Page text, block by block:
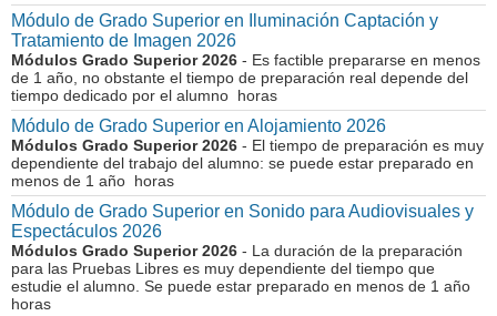
Módulo de Grado Superior en Iluminación Captación y
Tratamiento de Imagen 2026
Módulos Grado Superior 2026 - Es factible prepararse en menos
de 1 año, no obstante el tiempo de preparación real depende del
tiempo dedicado por el alumno horas
Módulo de Grado Superior en Alojamiento 2026
Módulos Grado Superior 2026 - El tiempo de preparación es muy
dependiente del trabajo del alumno: se puede estar preparado en
menos de 1 año horas
Módulo de Grado Superior en Sonido para Audiovisuales y
Espectáculos 2026
Módulos Grado Superior 2026 - La duración de la preparación
para las Pruebas Libres es muy dependiente del tiempo que
estudie el alumno. Se puede estar preparado en menos de 1 año
horas